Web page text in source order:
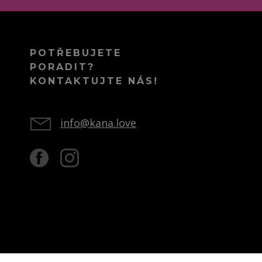
POTŘEBUJETE
PORADIT?
KONTAKTUJTE NÁS!
info@kana.love